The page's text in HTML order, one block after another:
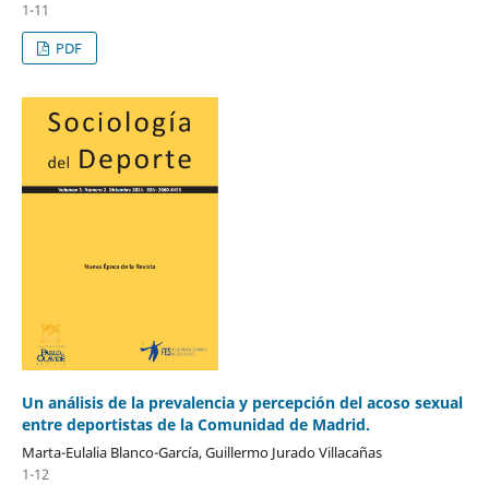
1-11
PDF
Un análisis de la prevalencia y percepción del acoso sexual
entre deportistas de la Comunidad de Madrid.
Marta-Eulalia Blanco-García, Guillermo Jurado Villacañas
1-12